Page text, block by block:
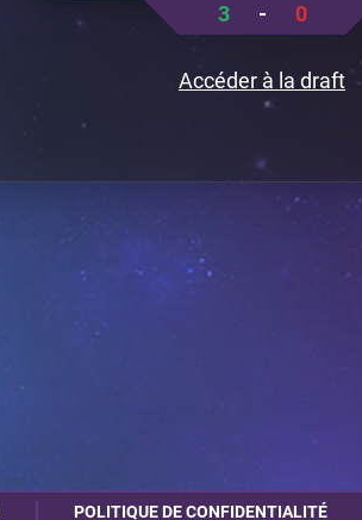
3 - 0
Accéder à la draft
POLITIQUE DE CONFIDENTIALITÉ